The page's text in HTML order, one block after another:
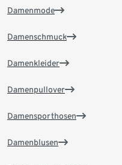
Damenmode
Damenschmuck
Damenkleider
Damenpullover
Damensporthosen
Damenblusen